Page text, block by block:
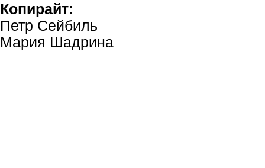
Копирайт:
Петр Сейбиль
Мария Шадрина